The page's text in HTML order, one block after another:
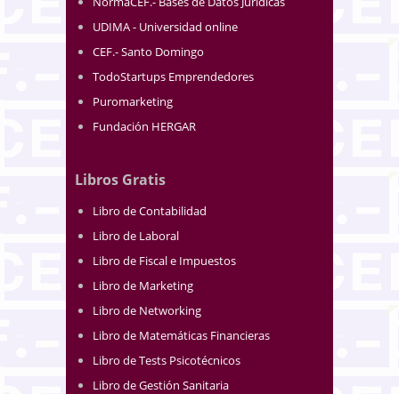
UDIMA - Universidad online
CEF.- Santo Domingo
TodoStartups Emprendedores
Puromarketing
Fundación HERGAR
Libros Gratis
Libro de Contabilidad
Libro de Laboral
Libro de Fiscal e Impuestos
Libro de Marketing
Libro de Networking
Libro de Matemáticas Financieras
Libro de Tests Psicotécnicos
Libro de Gestión Sanitaria